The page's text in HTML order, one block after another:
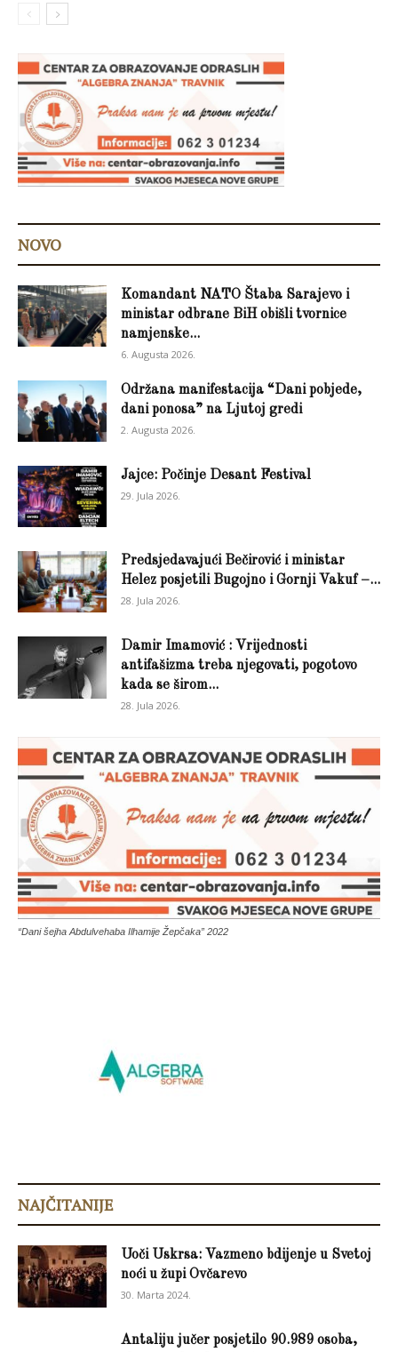
NOVO
Komandant NATO Štaba Sarajevo i
ministar odbrane BiH obišli tvornice
namjenske...
6. Augusta 2026.
Održana manifestacija “Dani pobjede,
dani ponosa” na Ljutoj gredi
2. Augusta 2026.
Jajce: Počinje Desant Festival
29. Jula 2026.
Predsjedavajući Bečirović i ministar
Helez posjetili Bugojno i Gornji Vakuf –...
28. Jula 2026.
Damir Imamović : Vrijednosti
antifašizma treba njegovati, pogotovo
kada se širom...
28. Jula 2026.
“Dani šejha Abdulvehaba Ilhamije Žepčaka” 2022
NAJČITANIJE
Uoči Uskrsa: Vazmeno bdijenje u Svetoj
noći u župi Ovčarevo
30. Marta 2024.
Antaliju jučer posjetilo 90.989 osoba,